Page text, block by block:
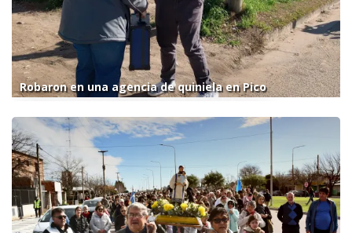
Robaron en una agencia de quiniela en Pico